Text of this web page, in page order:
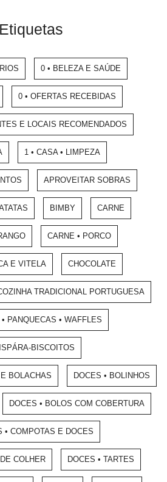
Etiquetas
0 • BELEZA E SAÚDE
0 • OFERTAS RECEBIDAS
E LOCAIS RECOMENDADOS
1 • CASA • LIMPEZA
APROVEITAR SOBRAS
BIMBY CARNE
CARNE • PORCO
E VITELA CHOCOLATE
TRADICIONAL PORTUGUESA
PANQUECAS • WAFFLES
BISCOITOS
BOLACHAS DOCES • BOLINHOS
DOCES • BOLOS COM COBERTURA
• COMPOTAS E DOCES
COLHER DOCES • TARTES